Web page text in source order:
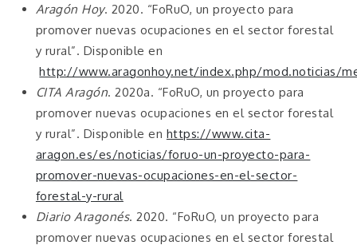
Aragón Hoy. 2020. “FoRuO, un proyecto para
promover nuevas ocupaciones en el sector forestal
y rural”. Disponible en
http://www.aragonhoy.net/index.php/mod.noticias/
CITA Aragón. 2020a. “FoRuO, un proyecto para
promover nuevas ocupaciones en el sector forestal
y rural”. Disponible en https://www.cita-
aragon.es/es/noticias/foruo-un-proyecto-para-
promover-nuevas-ocupaciones-en-el-sector-
forestal-y-rural
Diario Aragonés. 2020. “FoRuO, un proyecto para
promover nuevas ocupaciones en el sector forestal